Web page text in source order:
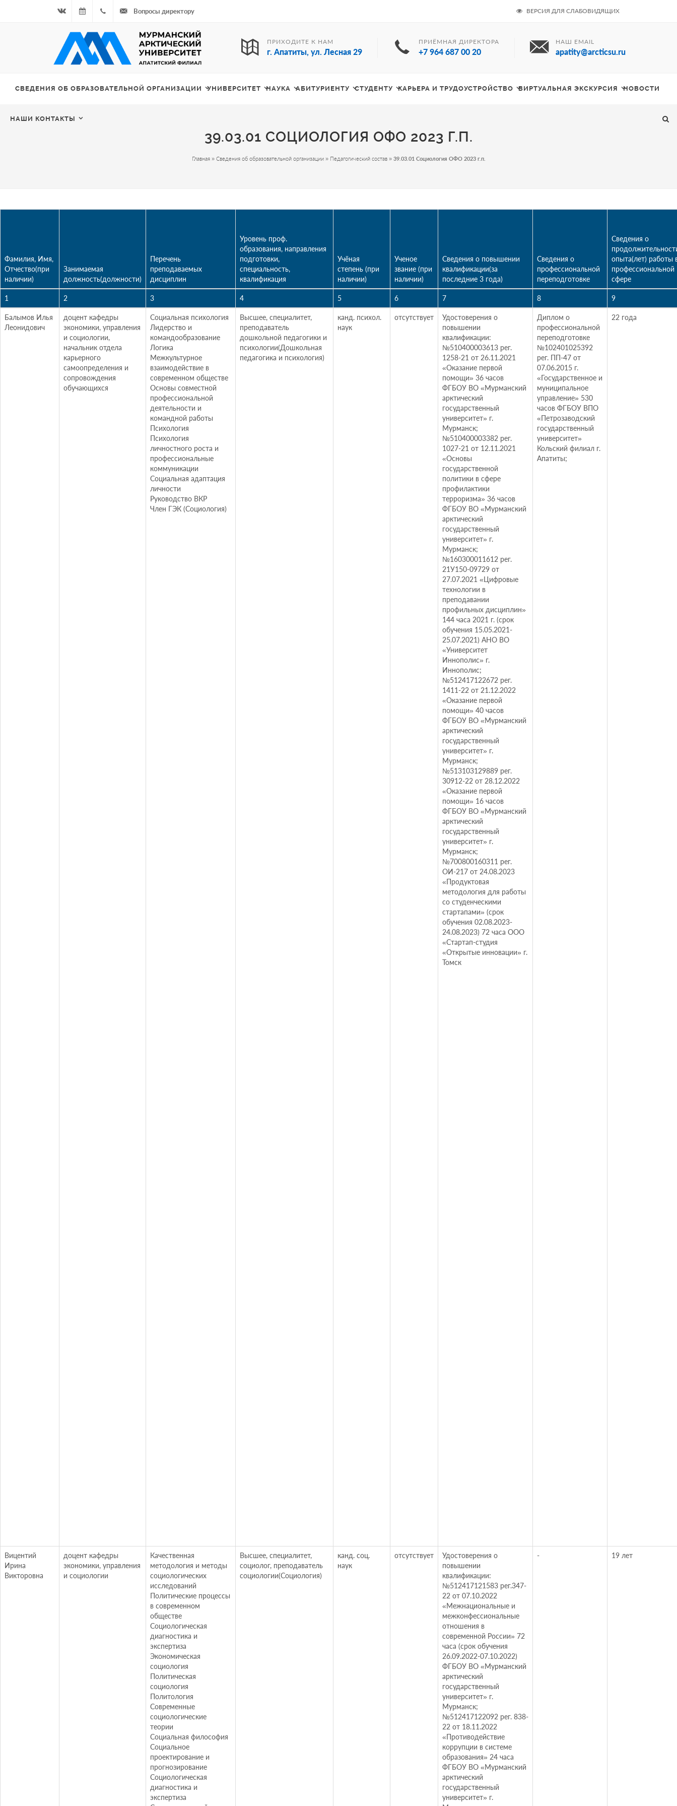
Вконтакте08.08.2026
- Чётная
+7
964
Вопросы директору ВЕРСИЯ ДЛЯ СЛАБОВИДЯЩИХ
ПРИХОДИТЕ К НАМ
г. Апатиты, ул. Лесная 29
ПРИЁМНАЯ ДИРЕКТОРА
+7 964 687 00 20
НАШ EMAIL
apatity@arcticsu.ru
СВЕДЕНИЯ ОБ ОБРАЗОВАТЕЛЬНОЙ ОРГАНИЗАЦИИ УНИВЕРСИТЕТ НАУКА АБИТУРИЕНТУ СТУДЕНТУ КАРЬЕРА И ТРУДОУСТРОЙСТВО ВИРТУАЛЬНАЯ ЭКСКУРСИЯ НОВОСТИ
НАШИ КОНТАКТЫ
39.03.01 СОЦИОЛОГИЯ ОФО 2023 Г.П.
Главная» Сведения об образовательной организации» Педагогический состав» 39.03.01 Социология ОФО 2023 г.п.
Фамилия, Имя,
Отчество(при
наличии)
Занимаемая
должность(должности)
Перечень
преподаваемых
дисциплин
Уровень проф.
образования, направления
подготовки,
специальность,
квалификация
Учёная
степень (при
наличии)
Ученое
звание (при
наличии)
Сведения о повышении
квалификации(за
последние 3 года)
Сведения о
профессиональной
переподготовке
Сведения о
опыта(лет) работы
профессиональной
сфере
1 2 3 4 5 6 7 8 9
Балымов Илья
Леонидович
доцент кафедры
экономики, управления
и социологии,
начальник отдела
карьерного
самоопределения и
сопровождения
обучающихся
Социальная психология
Лидерство и
командообразование
Логика
Межкультурное
взаимодействие в
современном обществе
Основы совместной
профессиональной
деятельности и
командной работы
Психология
Психология
личностного роста и
профессиональные
коммуникации
Социальная адаптация
личности
Руководство ВКР
Член ГЭК (Социология)
Высшее, специалитет,
преподаватель
дошкольной педагогики и
психологии(Дошкольная
педагогика и психология)
канд. психол.
наук
отсутствует
Удостоверения о
повышении
квалификации:
№510400003613 рег.
1258-21 от 26.11.2021
«Оказание первой
помощи» 36 часов
ФГБОУ ВО «Мурманский
арктический
государственный
университет» г.
Мурманск;
№510400003382 рег.
1027-21 от 12.11.2021
«Основы
государственной
политики в сфере
профилактики
терроризма» 36 часов
ФГБОУ ВО «Мурманский
арктический
государственный
университет» г.
Мурманск;
№160300011612 рег.
21У150-09729 от
27.07.2021 «Цифровые
технологии в
преподавании
профильных дисциплин»
144 часа 2021 г. (срок
обучения 15.05.2021-
25.07.2021) АНО ВО
«Университет
Иннополис» г.
Иннополис;
№512417122672 рег.
1411-22 от 21.12.2022
«Оказание первой
помощи» 40 часов
ФГБОУ ВО «Мурманский
арктический
государственный
университет» г.
Мурманск;
№513103129889 рег.
30912-22 от 28.12.2022
«Оказание первой
помощи» 16 часов
ФГБОУ ВО «Мурманский
арктический
государственный
университет» г.
Мурманск;
№700800160311 рег.
ОИ-217 от 24.08.2023
«Продуктовая
методология для работы
со студенческими
стартапами» (срок
обучения 02.08.2023-
24.08.2023) 72 часа ООО
«Стартап-студия
«Открытые инновации» г.
Томск
Диплом о
профессиональной
переподготовке
№102401025392
рег. ПП-47 от
07.06.2015 г.
«Государственное и
муниципальное
управление» 530
часов ФГБОУ ВПО
«Петрозаводский
государственный
университет»
Кольский филиал г.
Апатиты;
22 года
Вицентий
Ирина
Викторовна
доцент кафедры
экономики, управления
и социологии
Качественная
методология и методы
социологических
исследований
Политические процессы
в современном
обществе
Социологическая
диагностика и
экспертиза
Экономическая
социология
Политическая
социология
Политология
Современные
социологические
теории
Социальная философия
Социальное
проектирование и
прогнозирование
Социологическая
диагностика и
экспертиза
Высшее, специалитет,
социолог, преподаватель
социологии(Социология)
канд. соц.
наук
отсутствует
Удостоверения о
повышении
квалификации:
№512417121583 рег.347-
22 от 07.10.2022
«Межнациональные и
межконфессиональные
отношения в
современной России» 72
часа (срок обучения
26.09.2022-07.10.2022)
ФГБОУ ВО «Мурманский
арктический
государственный
университет» г.
Мурманск;
№512417122092 рег. 838-
22 от 18.11.2022
«Противодействие
коррупции в системе
образования» 24 часа
ФГБОУ ВО «Мурманский
арктический
государственный
университет» г.
- 19 лет